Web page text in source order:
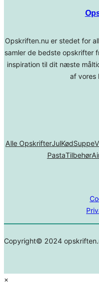
Opskriften.nu er stedet for
samler de bedste opskrifter
inspiration til dit næste
af vores
Alle OpskrifterJulKødSuppe
PastaTilbehør
Copyright© 2024
×